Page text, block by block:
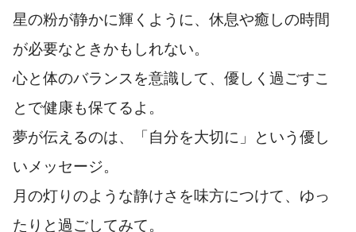
星の粉が静かに輝くように、休息や癒しの時間
が必要なときかもしれない。
心と体のバランスを意識して、優しく過ごすこ
とで健康も保てるよ。
夢が伝えるのは、「自分を大切に」という優し
いメッセージ。
月の灯りのような静けさを味方につけて、ゆっ
たりと過ごしてみて。